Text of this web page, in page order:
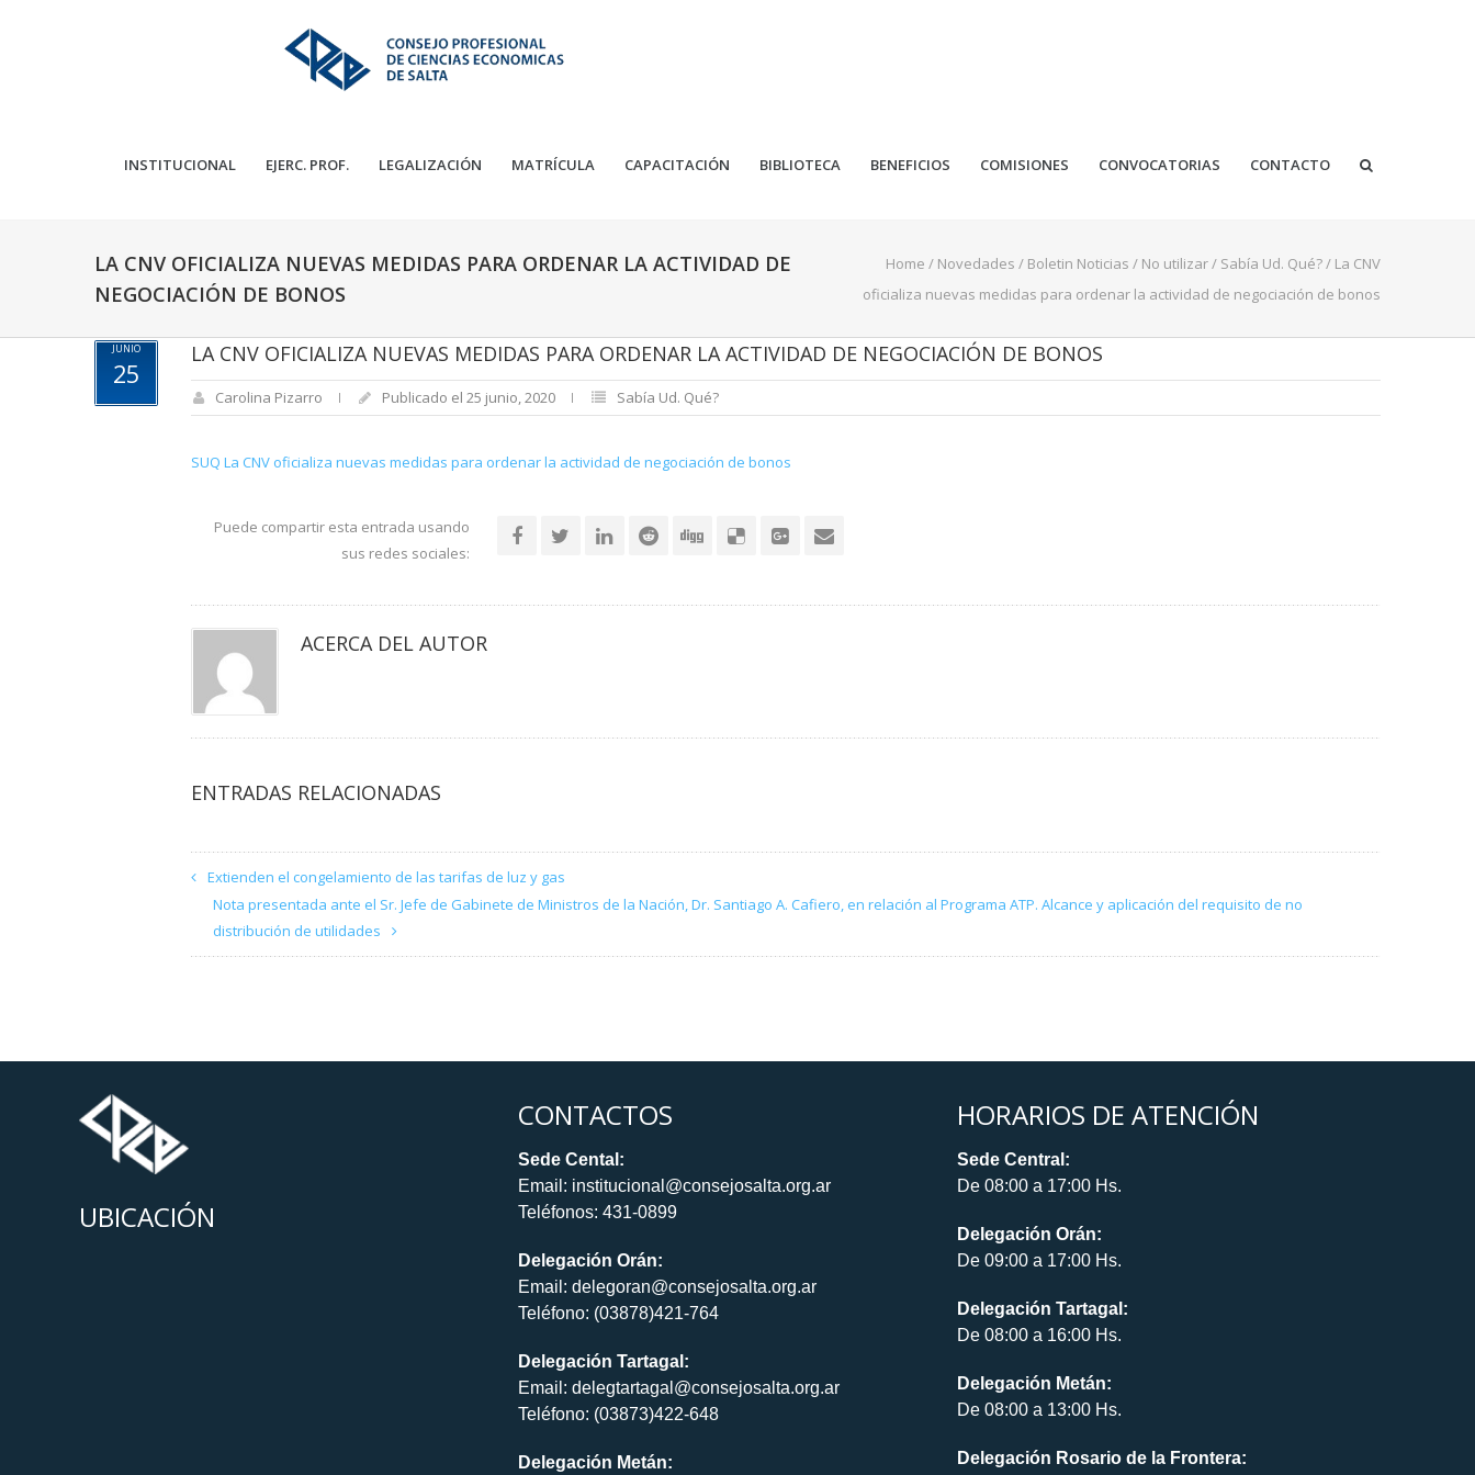
INSTITUCIONAL EJERC. PROF. LEGALIZACIÓN MATRÍCULA CAPACITACIÓN BIBLIOTECA BENEFICIOS COMISIONES CONVOCATORIAS CONTACTO
LA CNV OFICIALIZA NUEVAS MEDIDAS PARA ORDENAR LA ACTIVIDAD DE
NEGOCIACIÓN DE BONOS
Home / Novedades / Boletin Noticias / No utilizar/ Sabía Ud. Qué?/ La CNV
oficializa nuevas medidas para ordenar la actividad de negociación de bonos
JUNIO
25
LA CNV OFICIALIZA NUEVAS MEDIDAS PARA ORDENAR LA ACTIVIDAD DE NEGOCIACIÓN DE BONOS
Carolina Pizarro Publicado el 25 junio, 2020 Sabía Ud. Qué?
SUQ La CNV oficializa nuevas medidas para ordenar la actividad de negociación de bonos
Puede compartir esta entrada usando
sus redes sociales:
ACERCA DEL AUTOR
ENTRADAS RELACIONADAS
Extienden el congelamiento de las tarifas de luz y gas
Nota presentada ante el Sr. Jefe de Gabinete de Ministros de la Nación, Dr. Santiago A. Cafiero, en relación al Programa ATP. Alcance y aplicación del requisito de no
distribución de utilidades
UBICACIÓN
CONTACTOS
Sede Cental:
Email: institucional@consejosalta.org.ar
Teléfonos: 431-0899
Delegación Orán:
Email: delegoran@consejosalta.org.ar
Teléfono: (03878)421-764
Delegación Tartagal:
Email: delegtartagal@consejosalta.org.ar
Teléfono: (03873)422-648
Delegación Metán:
HORARIOS DE ATENCIÓN
Sede Central:
De 08:00 a 17:00 Hs.
Delegación Orán:
De 09:00 a 17:00 Hs.
Delegación Tartagal:
De 08:00 a 16:00 Hs.
Delegación Metán:
De 08:00 a 13:00 Hs.
Delegación Rosario de la Frontera: